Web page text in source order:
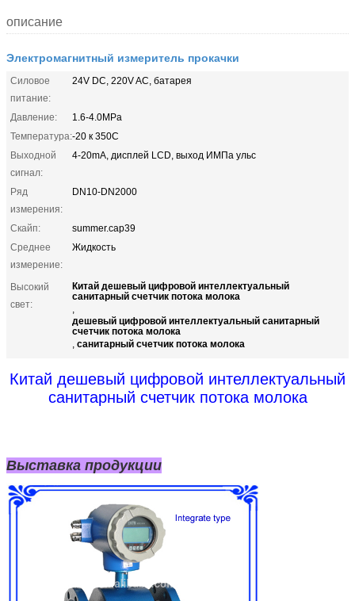
описание
Электромагнитный измеритель прокачки
Силовое
питание:
24V DC, 220V AC, батарея
Давление:
1.6-4.0MPa
Температура:-20 к 350C
Выходной
сигнал:
4-20mA, дисплей LCD, выход ИМПа ульс
Ряд
измерения:
DN10-DN2000
Скайп:
summer.cap39
Среднее
измерение:
Жидкость
Высокий
свет:
Китай дешевый цифровой интеллектуальный
санитарный счетчик потока молока
,
дешевый цифровой интеллектуальный санитарный
счетчик потока молока
, санитарный счетчик потока молока
Китай дешевый цифровой интеллектуальный
санитарный счетчик потока молока
Выставка продукции